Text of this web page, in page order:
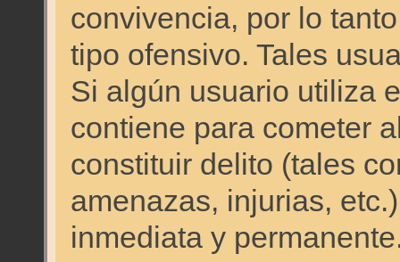
convivencia, por lo
tipo ofensivo. Tales
Si algún usuario utiliza
contiene para cometer
constituir delito (tales
amenazas, injurias,
inmediata y